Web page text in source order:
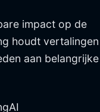
impact op de
houdt vertalingen
aan belangrijke